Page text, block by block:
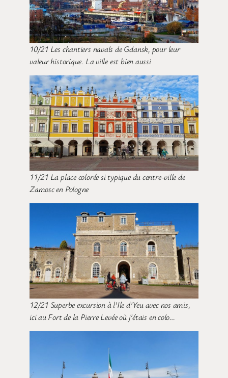
10/21 Les chantiers navals de Gdansk, pour leur
valeur historique. La ville est bien aussi
11/21 La place colorée si typique du centre-ville de
Zamosc en Pologne
12/21 Superbe excursion à l’Ile d’Yeu avec nos amis,
ici au Fort de la Pierre Levée où j’étais en colo…